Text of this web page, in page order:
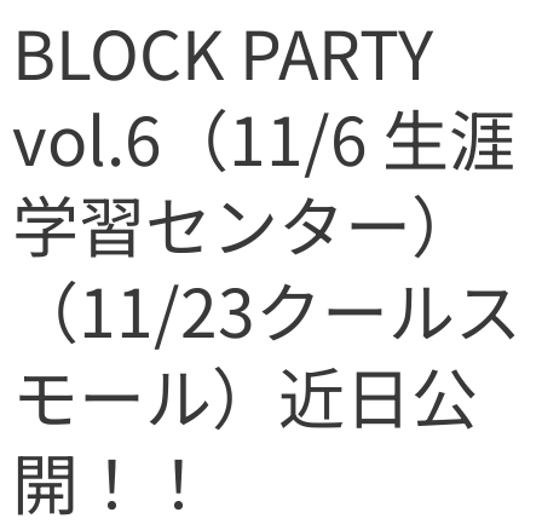
BLOCK PARTY
vol.6（11/6 生涯
学習センター）
（11/23クールス
モール）近日公
開！！